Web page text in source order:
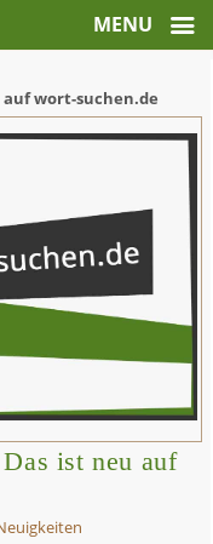
auf wort-suchen.de
ist neu auf